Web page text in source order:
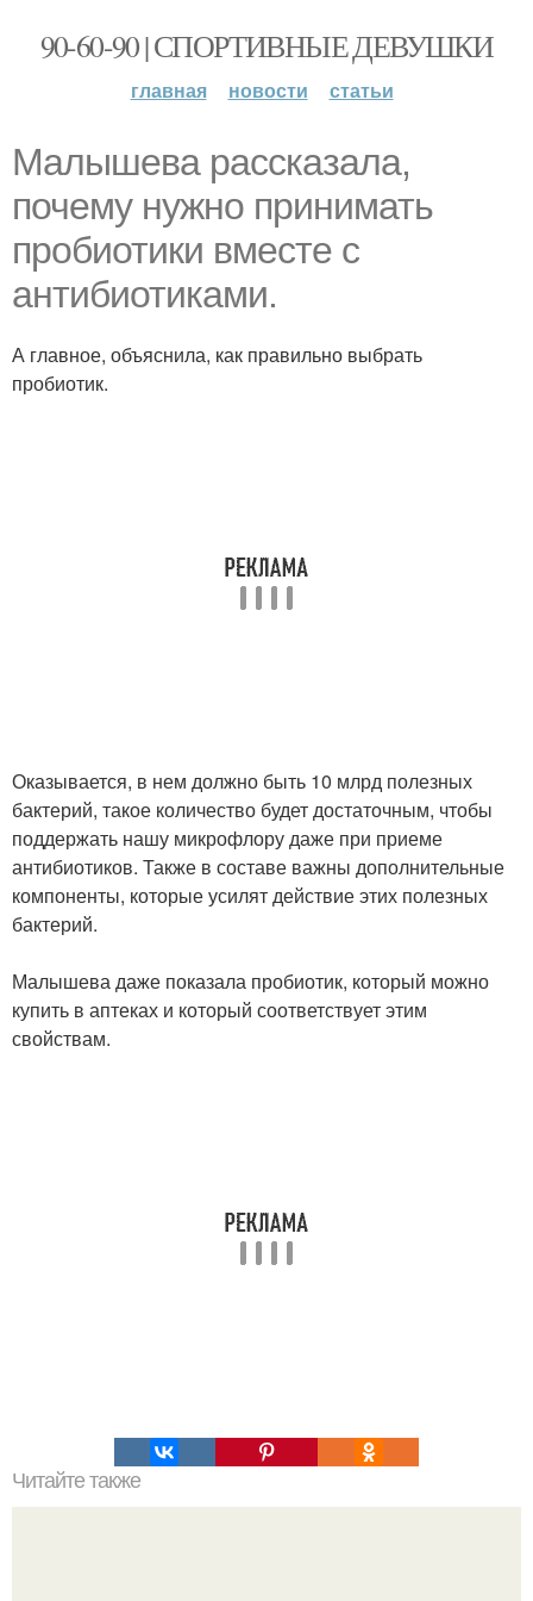
90-60-90 | СПОРТИВНЫЕ ДЕВУШКИ
главная новости статьи
Малышева рассказала,
почему нужно принимать
пробиотики вместе с
антибиотиками.
А главное, объяснила, как правильно выбрать
пробиотик.
Оказывается, в нем должно быть 10 млрд полезных
бактерий, такое количество будет достаточным, чтобы
поддержать нашу микрофлору даже при приеме
антибиотиков. Также в составе важны дополнительные
компоненты, которые усилят действие этих полезных
бактерий.
Малышева даже показала пробиотик, который можно
купить в аптеках и который соответствует этим
свойствам.
Читайте также